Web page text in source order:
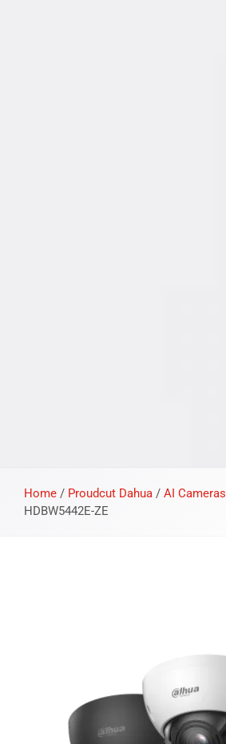
Home / Proudcut Dahua / AI Cameras
HDBW5442E-ZE